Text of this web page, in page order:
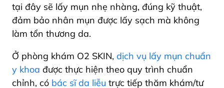
tại đây sẽ lấy mụn nhẹ nhàng, đúng kỹ thuật,
đảm bảo nhân mụn được lấy sạch mà không
làm tổn thương da.
Ở phòng khám O2 SKIN, dịch vụ lấy mụn chuẩn
y khoa được thực hiện theo quy trình chuẩn
chỉnh, có bác sĩ da liễu trực tiếp thăm khám/tư